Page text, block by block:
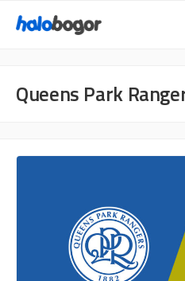
Queens Park